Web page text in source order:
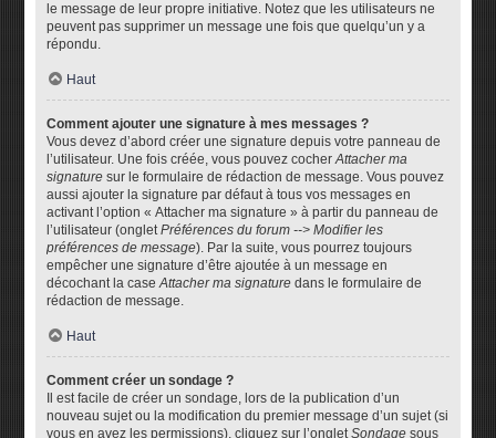
le message de leur propre initiative. Notez que les utilisateurs ne
peuvent pas supprimer un message une fois que quelqu’un y a
répondu.
Haut
Comment ajouter une signature à mes messages ?
Vous devez d’abord créer une signature depuis votre panneau de
l’utilisateur. Une fois créée, vous pouvez cocherAttacher ma
signature sur le formulaire de rédaction de message. Vous pouvez
aussi ajouter la signature par défaut à tous vos messages en
activant l’option « Attacher ma signature » à partir du panneau de
l’utilisateur (ongletPréférences du forum --> Modifier les
préférences de message). Par la suite, vous pourrez toujours
empêcher une signature d’être ajoutée à un message en
décochant la caseAttacher ma signature dans le formulaire de
rédaction de message.
Haut
Comment créer un sondage ?
Il est facile de créer un sondage, lors de la publication d’un
nouveau sujet ou la modification du premier message d’un sujet (si
vous en avez les permissions), cliquez sur l’ongletSondage sous